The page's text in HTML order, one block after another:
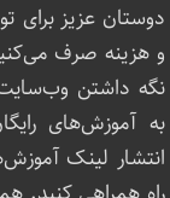
دوستان عزیز
و هزینه صرف
نگه داشتن
به آموزش‌های
انتشار لینک‌